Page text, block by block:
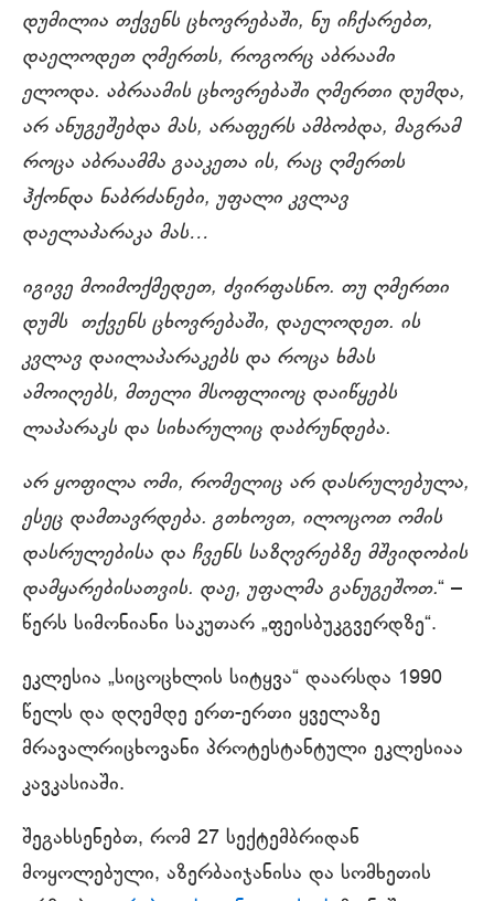
დუმილია თქვენს ცხოვრებაში, ნუ იჩქარებთ,
დაელოდეთ ღმერთს, როგორც აბრაამი
ელოდა. აბრაამის ცხოვრებაში ღმერთი დუმდა,
არ ანუგეშებდა მას, არაფერს ამბობდა, მაგრამ
როცა აბრაამმა გააკეთა ის, რაც ღმერთს
ჰქონდა ნაბრძანები, უფალი კვლავ
დაელაპარაკა მას…
იგივე მოიმოქმედეთ, ძვირფასნო. თუ ღმერთი
დუმს თქვენს ცხოვრებაში, დაელოდეთ. ის
კვლავ დაილაპარაკებს და როცა ხმას
ამოიღებს, მთელი მსოფლიოც დაიწყებს
ლაპარაკს და სიხარულიც დაბრუნდება.
არ ყოფილა ომი, რომელიც არ დასრულებულა,
ესეც დამთავრდება. გთხოვთ, ილოცოთ ომის
დასრულებისა და ჩვენს საზღვრებზე მშვიდობის
დამყარებისათვის. დაე, უფალმა განუგეშოთ.“ –
წერს სიმონიანი საკუთარ „ფეისბუკგვერდზე“.
ეკლესია „სიცოცხლის სიტყვა“ დაარსდა 1990
წელს და დღემდე ერთ-ერთი ყველაზე
მრავალრიცხოვანი პროტესტანტული ეკლესიაა
კავკასიაში.
შეგახსენებთ, რომ 27 სექტემბრიდან
მოყოლებული, აზერბაიჯანისა და სომხეთის